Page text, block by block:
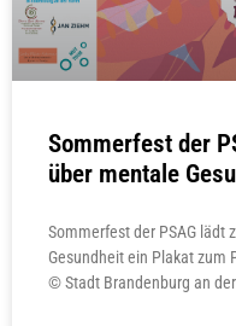
Sommerfest der
über mentale
Sommerfest der PSAG lädt
Gesundheit ein Plakat zum
© Stadt Brandenburg an